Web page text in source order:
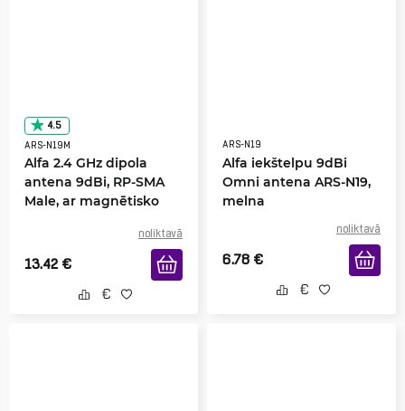
4.5
ARS-N19M
Alfa 2.4 GHz dipola
antena 9dBi, RP-SMA
Male, ar magnētisko
noliktavā
13.42 €
ARS-N19
Alfa iekštelpu 9dBi
Omni antena ARS-N19,
melna
noliktavā
6.78 €